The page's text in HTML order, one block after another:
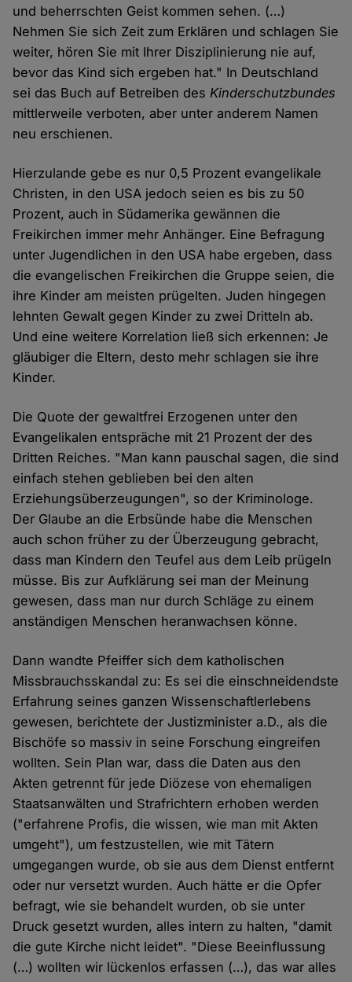
und beherrschten Geist kommen sehen. (…)
Nehmen Sie sich Zeit zum Erklären und schlagen Sie
weiter, hören Sie mit Ihrer Disziplinierung nie auf,
bevor das Kind sich ergeben hat." In Deutschland
sei das Buch auf Betreiben desKinderschutzbundes
mittlerweile verboten, aber unter anderem Namen
neu erschienen.
Hierzulande gebe es nur 0,5 Prozent evangelikale
Christen, in den USA jedoch seien es bis zu 50
Prozent, auch in Südamerika gewännen die
Freikirchen immer mehr Anhänger. Eine Befragung
unter Jugendlichen in den USA habe ergeben, dass
die evangelischen Freikirchen die Gruppe seien, die
ihre Kinder am meisten prügelten. Juden hingegen
lehnten Gewalt gegen Kinder zu zwei Dritteln ab.
Und eine weitere Korrelation ließ sich erkennen: Je
gläubiger die Eltern, desto mehr schlagen sie ihre
Kinder.
Die Quote der gewaltfrei Erzogenen unter den
Evangelikalen entspräche mit 21 Prozent der des
Dritten Reiches. "Man kann pauschal sagen, die sind
einfach stehen geblieben bei den alten
Erziehungsüberzeugungen", so der Kriminologe.
Der Glaube an die Erbsünde habe die Menschen
auch schon früher zu der Überzeugung gebracht,
dass man Kindern den Teufel aus dem Leib prügeln
müsse. Bis zur Aufklärung sei man der Meinung
gewesen, dass man nur durch Schläge zu einem
anständigen Menschen heranwachsen könne.
Dann wandte Pfeiffer sich dem katholischen
Missbrauchsskandal zu: Es sei die einschneidendste
Erfahrung seines ganzen Wissenschaftlerlebens
gewesen, berichtete der Justizminister a.D., als die
Bischöfe so massiv in seine Forschung eingreifen
wollten. Sein Plan war, dass die Daten aus den
Akten getrennt für jede Diözese von ehemaligen
Staatsanwälten und Strafrichtern erhoben werden
("erfahrene Profis, die wissen, wie man mit Akten
umgeht"), um festzustellen, wie mit Tätern
umgegangen wurde, ob sie aus dem Dienst entfernt
oder nur versetzt wurden. Auch hätte er die Opfer
befragt, wie sie behandelt wurden, ob sie unter
Druck gesetzt wurden, alles intern zu halten, "damit
die gute Kirche nicht leidet". "Diese Beeinflussung
(…) wollten wir lückenlos erfassen (…), das war alles